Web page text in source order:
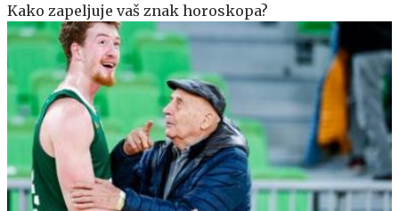
Kako zapeljuje vaš znak horoskopa?